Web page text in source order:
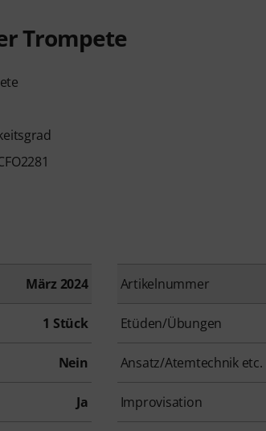
Trompete
März 2024 Artikelnummer
1 Stück Etüden/Übungen
Nein Ansatz/Atemtechnik etc.
Ja Improvisation